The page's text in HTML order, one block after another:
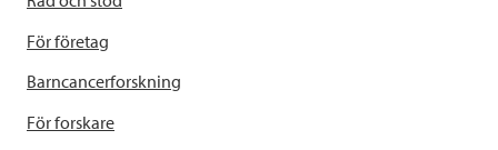
För företag
Barncancerforskning
För forskare